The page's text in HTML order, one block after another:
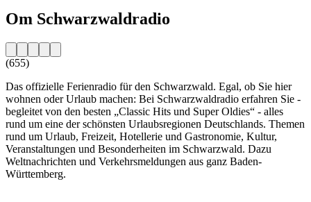
Om Schwarzwaldradio
(655)
Das offizielle Ferienradio für den Schwarzwald. Egal, ob Sie hier
wohnen oder Urlaub machen: Bei Schwarzwaldradio erfahren Sie -
begleitet von den besten „Classic Hits und Super Oldies“ - alles
rund um eine der schönsten Urlaubsregionen Deutschlands. Themen
rund um Urlaub, Freizeit, Hotellerie und Gastronomie, Kultur,
Veranstaltungen und Besonderheiten im Schwarzwald. Dazu
Weltnachrichten und Verkehrsmeldungen aus ganz Baden-
Württemberg.